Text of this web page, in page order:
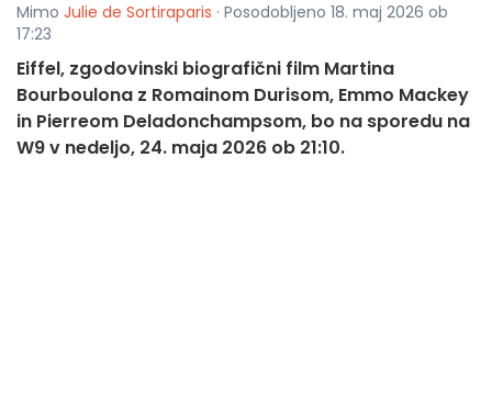
Mimo Julie de Sortiraparis · Posodobljeno 18. maj 2026 ob
17:23
Eiffel, zgodovinski biografični film Martina
Bourboulona z Romainom Durisom, Emmo Mackey
in Pierreom Deladonchampsom, bo na sporedu na
W9 v nedeljo, 24. maja 2026 ob 21:10.